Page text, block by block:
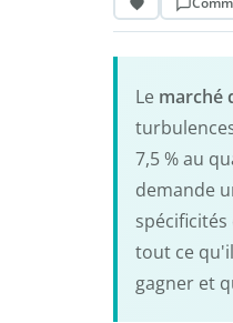
Le marché
7,5 % au
demande
tout ce
gagner et